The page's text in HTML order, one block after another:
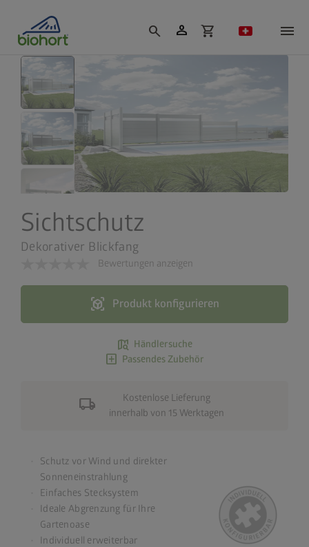
search person shopping_cart
Sichtschutz
Dekorativer Blickfang
Bewertungen anzeigen
view_in_ar Produkt konfigurieren
map_search Händlersuche
add_box Passendes Zubehör
local_shipping
Kostenlose Lieferung
innerhalb von 15 Werktagen
Schutz vor Wind und direkter
Sonneneinstrahlung
Einfaches Stecksystem
Ideale Abgrenzung für Ihre
Gartenoase
Individuell erweiterbar